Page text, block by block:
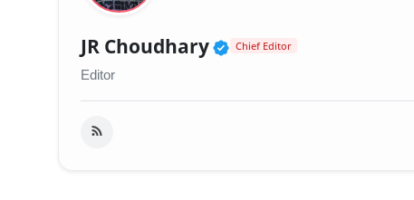
JR Choudhary Verified Public
Chief Editor
Editor